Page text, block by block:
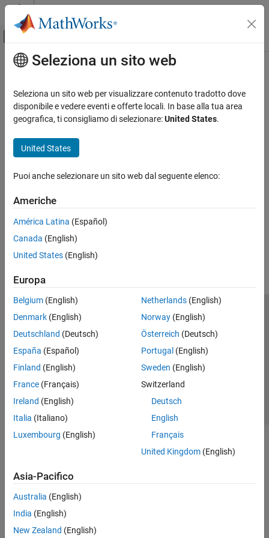
Vai al contenuto
Attiva/disattiva menu di navigazione
Pagina iniziale della documentazione
Contenuto principale
How useful was this information?
Seleziona un sito web
Seleziona un sito web per visualizzare contenuto tradotto dove
disponibile e vedere eventi e offerte locali. In base alla tua area
geografica, ti consigliamo di selezionare:United States.
United States
Puoi anche selezionare un sito web dal seguente elenco:
Americhe
América Latina (Español)
Canada (English)
United States (English)
Europa
Belgium (English)
Denmark (English)
Deutschland (Deutsch)
España (Español)
Finland (English)
France (Français)
Ireland (English)
Italia (Italiano)
Luxembourg (English)
Netherlands(English)
Norway(English)
Österreich (Deutsch)
Portugal (English)
Sweden (English)
Switzerland
Deutsch
English
Français
United Kingdom(English)
Asia-Pacifico
Australia (English)
India (English)
New Zealand (English)
Centro di fiducia
Informativa sulla privacy
Antipirateria
Stato dell'applicazione
Contatti
© 1994-2026 The MathWorks, Inc.